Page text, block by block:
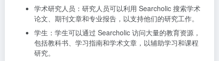
学术研究人员：研究人员可以利用 Searcholic 搜索学术
论文、期刊文章和专业报告，以支持他们的研究工作。
学生：学生可以通过 Searcholic 访问大量的教育资源，
包括教科书、学习指南和学术文章，以辅助学习和课程
研究。